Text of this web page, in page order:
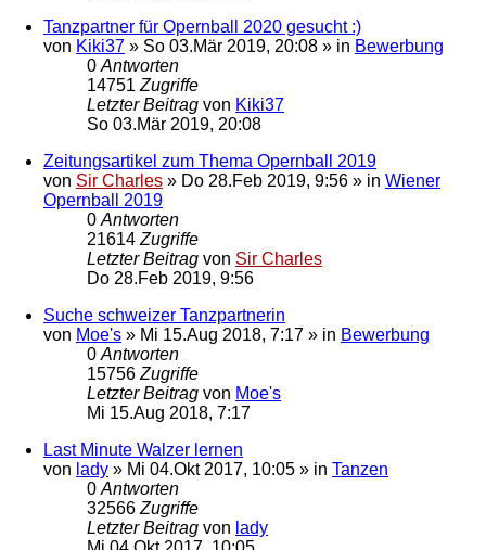
Tanzpartner für Opernball 2020 gesucht :)
von Kiki37 » So 03.Mär 2019, 20:08 » in Bewerbung
0 Antworten
14751 Zugriffe
Letzter Beitrag von Kiki37
So 03.Mär 2019, 20:08
Zeitungsartikel zum Thema Opernball 2019
von Sir Charles » Do 28.Feb 2019, 9:56 » in Wiener
Opernball 2019
0 Antworten
21614 Zugriffe
Letzter Beitrag von Sir Charles
Do 28.Feb 2019, 9:56
Suche schweizer Tanzpartnerin
von Moe's » Mi 15.Aug 2018, 7:17 » in Bewerbung
0 Antworten
15756 Zugriffe
Letzter Beitrag von Moe's
Mi 15.Aug 2018, 7:17
Last Minute Walzer lernen
von lady » Mi 04.Okt 2017, 10:05 » in Tanzen
0 Antworten
32566 Zugriffe
Letzter Beitrag von lady